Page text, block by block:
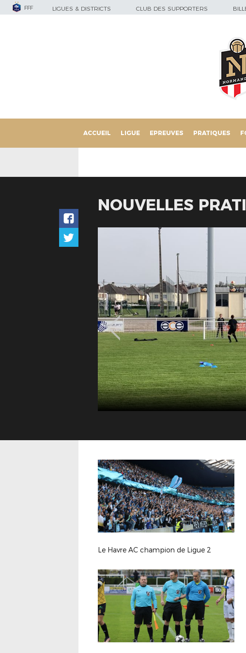
FFF LIGUES & DISTRICTS CLUB DES SUPPORTERS
ACCUEIL LIGUE EPREUVES PRATIQUES
NOUVELLES
Le Havre AC champion de Ligue 2